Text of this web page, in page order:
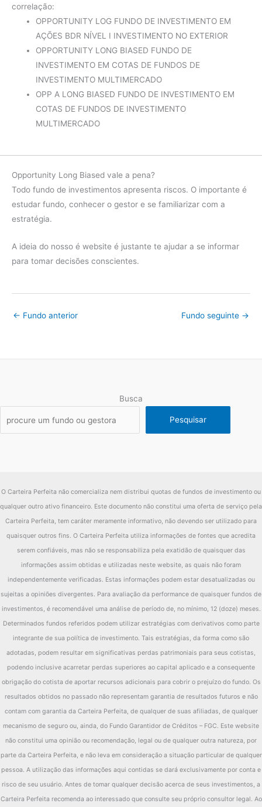
Fundo -11.13%
diferença 0.64%
2020 Ibov
diferença 16.10%
Fundo 14.58%
diferença 7.63%
-7.06%
diferença 20.70%
diferença 16.24%
2013 Ibov -5.44%
correlação:
OPPORTUNITY LOG FUNDO DE INVESTIMENTO EM
AÇÕES BDR NÍVEL I INVESTIMENTO NO EXTERIOR
OPPORTUNITY LONG BIASED FUNDO DE
INVESTIMENTO EM COTAS DE FUNDOS DE
INVESTIMENTO MULTIMERCADO
OPP A LONG BIASED FUNDO DE INVESTIMENTO EM
COTAS DE FUNDOS DE INVESTIMENTO
MULTIMERCADO
Opportunity Long Biased vale a pena?
Todo fundo de investimentos apresenta riscos. O importante é
estudar fundo, conhecer o gestor e se familiarizar com a
estratégia.
A ideia do nosso é website é justante te ajudar a se informar
para tomar decisões conscientes.
← Fundo anterior Fundo seguinte →
Busca
Pesquisar
O Carteira Perfeita não comercializa nem distribui quotas de fundos de investimento ou
qualquer outro ativo financeiro. Este documento não constitui uma oferta de serviço pela
Carteira Perfeita, tem caráter meramente informativo, não devendo ser utilizado para
quaisquer outros fins. O Carteira Perfeita utiliza informações de fontes que acredita
serem confiáveis, mas não se responsabiliza pela exatidão de quaisquer das
informações assim obtidas e utilizadas neste website, as quais não foram
independentemente verificadas. Estas informações podem estar desatualizadas ou
sujeitas a opiniões divergentes. Para avaliação da performance de quaisquer fundos de
investimentos, é recomendável uma análise de período de, no mínimo, 12 (doze) meses.
Determinados fundos referidos podem utilizar estratégias com derivativos como parte
integrante de sua política de investimento. Tais estratégias, da forma como são
adotadas, podem resultar em significativas perdas patrimoniais para seus cotistas,
podendo inclusive acarretar perdas superiores ao capital aplicado e a consequente
obrigação do cotista de aportar recursos adicionais para cobrir o prejuízo do fundo. Os
resultados obtidos no passado não representam garantia de resultados futuros e não
contam com garantia da Carteira Perfeita, de qualquer de suas afiliadas, de qualquer
mecanismo de seguro ou, ainda, do Fundo Garantidor de Créditos – FGC. Este website
não constitui uma opinião ou recomendação, legal ou de qualquer outra natureza, por
parte da Carteira Perfeita, e não leva em consideração a situação particular de qualquer
pessoa. A utilização das informações aqui contidas se dará exclusivamente por conta e
risco de seu usuário. Antes de tomar qualquer decisão acerca de seus investimentos, a
Carteira Perfeita recomenda ao interessado que consulte seu próprio consultor legal. Ao